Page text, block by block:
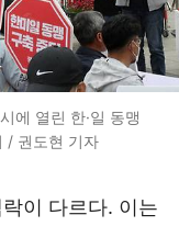
에 열린 한·일 동맹
/ 권도현 기자
이 다르다. 이는